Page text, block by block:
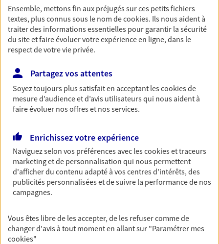
1 résultat correspond à votre
recherche
Passer les
résultats
Chaize Grenot
France
569 Route Du Forez Bp 196, 07430 Davezieux
Agence accessible
Horaires : Fermé
Ouvre demain à 14:00
NOUS CONTACTER
Ensemble, mettons fin aux préjugés sur ces petits fichiers
textes, plus connus sous le nom decookies. Ils nous aident à
traiter des informations essentielles pour garantir la sécurité
du site et faire évoluer votre expérience en ligne, dans le
respect de votre vie privée.
Partagez vos attentes
Soyez toujours plus satisfait en acceptant lescookiesde
mesure d’audience et d’avis utilisateurs qui nous aident à
faire évoluer nos offres et nos services.
Enrichissez votre expérience
Naviguez selon vos préférences avec lescookies et traceurs
marketing et de personnalisation qui nous permettent
d'afficher du contenu adapté à vos centres d'intérêts, des
publicités personnalisées et de suivre la performance de nos
campagnes.
Vous êtes libre de les accepter, de les refuser comme de
changer d'avis à tout moment en allant sur "Paramétrer mes
cookies"